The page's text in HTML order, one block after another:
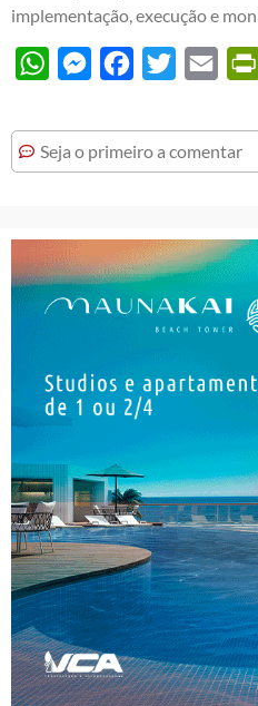
implementação, execução e
WhatsAppMessengerFacebook
Twitter Email
Seja o primeiro a comentar